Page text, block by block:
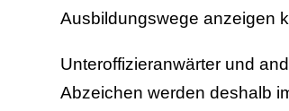
Ausbildungswege anzeigen
Unteroffizieranwärter und
Abzeichen werden deshalb